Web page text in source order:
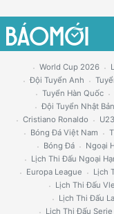
World Cup 2026
Đội Tuyển Anh
Tuyển Hàn Quốc
Đội Tuyển Nhật Bản
Cristiano Ronaldo
Bóng Đá Việt Nam
Bóng Đá
Ngoại
Lịch Thi Đấu Ngoại
Europa League
Lịch
Lịch Thi Đấu
Lịch Thi Đấu
Lịch Thi Đấu Serie